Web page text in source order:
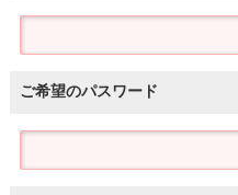
ご希望のパスワード